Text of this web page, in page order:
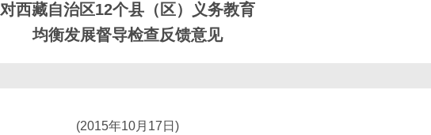
对西藏自治区12个县（区）义务教育
均衡发展督导检查反馈意见
(2015年10月17日)